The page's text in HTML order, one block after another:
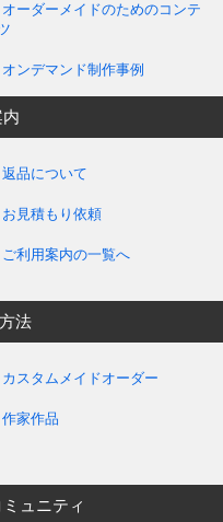
オーダーメイドのためのコンテ
オンデマンド制作事例
返品について
お見積もり依頼
ご利用案内の一覧へ
法
カスタムメイドオーダー
作家作品
ュニティ